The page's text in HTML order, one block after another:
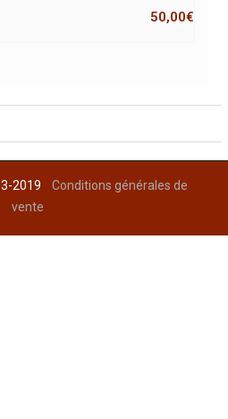
50,00€
2019Conditions générales de
vente